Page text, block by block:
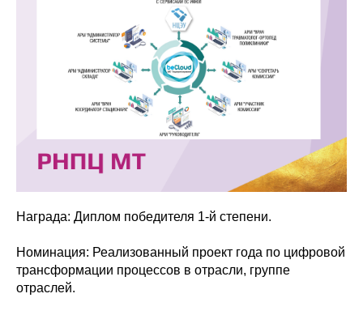
Награда: Диплом победителя 1-й степени.
Номинация: Реализованный проект года по цифровой
трансформации процессов в отрасли, группе
отраслей.